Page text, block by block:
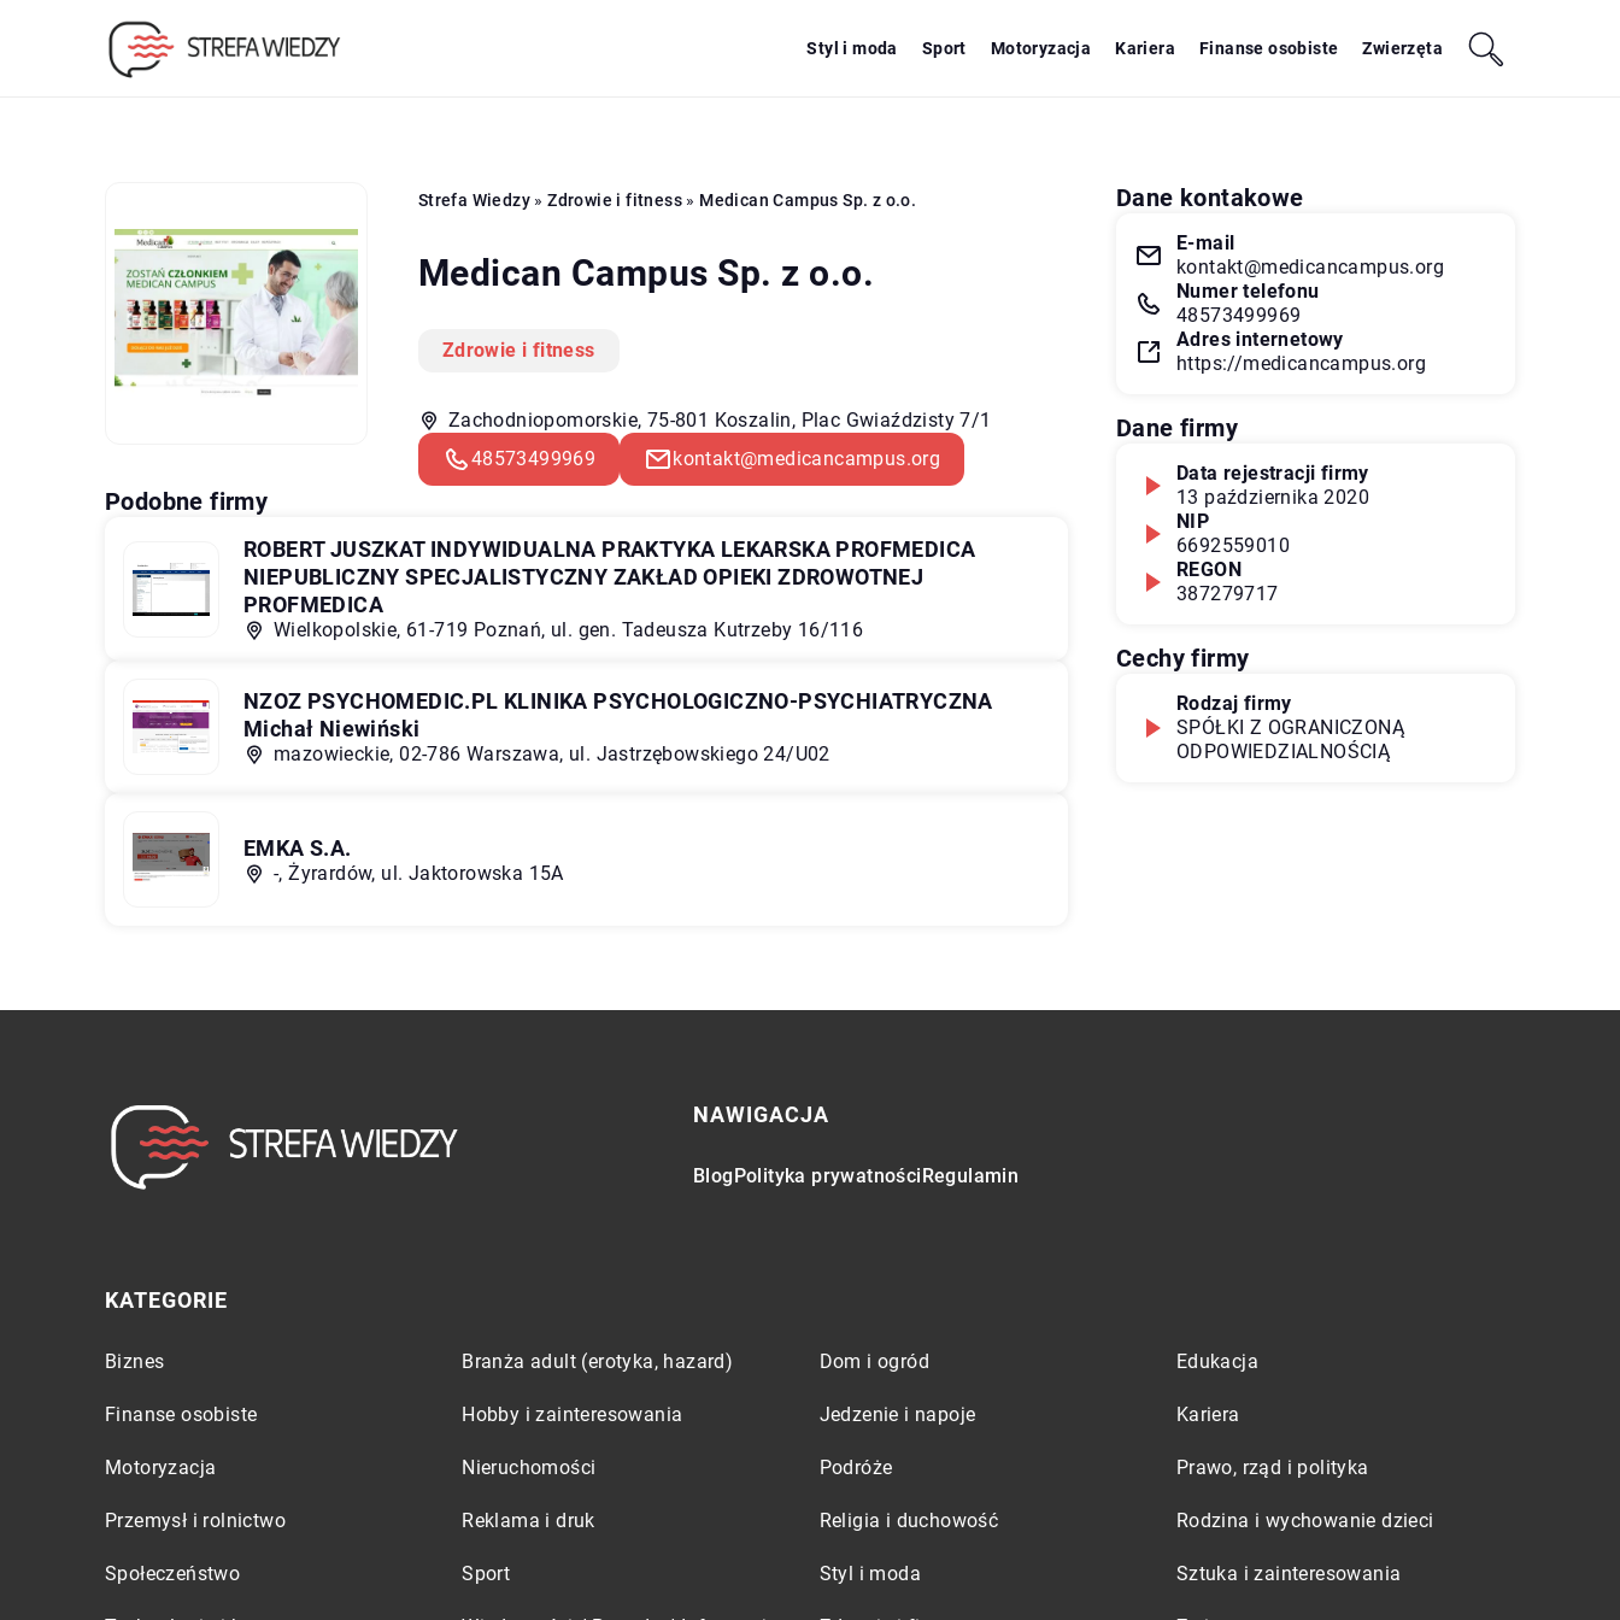
Styl i moda Sport Motoryzacja Kariera Finanse osobiste Zwierzęta
Strefa Wiedzy»Zdrowie i fitness» Medican Campus Sp. z o.o.
Medican Campus Sp. z o.o.
Zdrowie i fitness
Zachodniopomorskie, 75-801 Koszalin, Plac Gwiaździsty 7/1
48573499969
kontakt@medicancampus.org
Podobne firmy
ROBERT JUSZKAT INDYWIDUALNA PRAKTYKA LEKARSKA PROFMEDICA
NIEPUBLICZNY SPECJALISTYCZNY ZAKŁAD OPIEKI ZDROWOTNEJ
PROFMEDICA
Wielkopolskie, 61-719 Poznań, ul. gen. Tadeusza Kutrzeby 16/116
NZOZ PSYCHOMEDIC.PL KLINIKA PSYCHOLOGICZNO-PSYCHIATRYCZNA
Michał Niewiński
mazowieckie, 02-786 Warszawa, ul. Jastrzębowskiego 24/U02
EMKA S.A.
-, Żyrardów, ul. Jaktorowska 15A
Dane kontakowe
E-mail
kontakt@medicancampus.org
Numer telefonu
48573499969
Adres internetowy
https://medicancampus.org
Dane firmy
Data rejestracji firmy
13 października 2020
NIP
6692559010
REGON
387279717
Cechy firmy
Rodzaj firmy
SPÓŁKI Z OGRANICZONĄ
ODPOWIEDZIALNOŚCIĄ
NAWIGACJA
BlogPolityka prywatnościRegulamin
KATEGORIE
Biznes Branża adult (erotyka, hazard) Dom i ogród Edukacja
Finanse osobiste Hobby i zainteresowania Jedzenie i napoje Kariera
Motoryzacja Nieruchomości Podróże Prawo, rząd i polityka
Przemysł i rolnictwo Reklama i druk Religia i duchowość Rodzina i wychowanie dzieci
Społeczeństwo Sport Styl i moda Sztuka i zainteresowania